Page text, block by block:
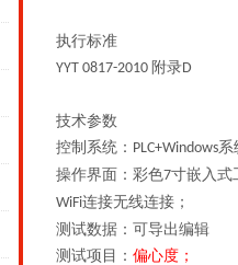
执行标准
YYT 0817-2010 附录D
技术参数
控制系统： PLC+Windows系
操作界面：彩色7寸嵌入式
WiFi连接无线连接；
测试数据：可导出编辑
测试项目： 偏心度；